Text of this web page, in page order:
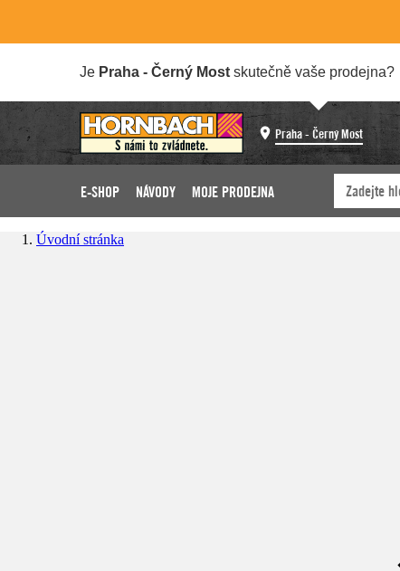
Je Praha - Černý Most skutečně vaše prodejna?
Praha - Černý Most
E-SHOP NÁVODY MOJE PRODEJNA
Úvodní stránka